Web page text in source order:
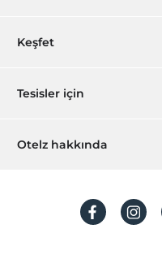
Rezervasyon yönet
Sıkça sorulan sorular
Keşfet
Hediye Kart
Hesap oluştur
Tesisler için
Hemen tesisinizi ekleyin
Otelz hakkında